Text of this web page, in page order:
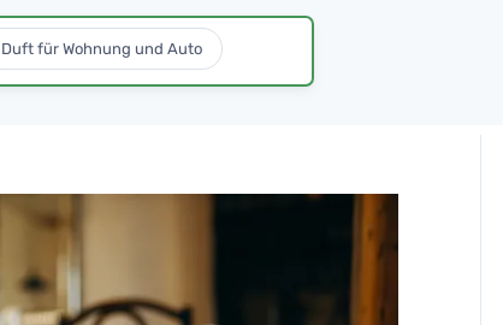
Duft für Wohnung und Auto